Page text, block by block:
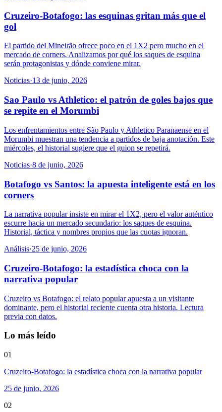
Cruzeiro-Botafogo: las esquinas gritan más que el
gol
El partido del Mineirão ofrece poco en el 1X2 pero mucho en el
mercado de corners. Analizamos por qué los saques de esquina
serán protagonistas y dónde conviene mirar.
Noticias·13 de junio, 2026
Sao Paulo vs Athletico: el patrón de goles bajos que
se repite en el Morumbi
Los enfrentamientos entre São Paulo y Athletico Paranaense en el
Morumbi muestran una tendencia a partidos de baja anotación. Este
miércoles, el historial sugiere que el guion se repetirá.
Noticias·8 de junio, 2026
Botafogo vs Santos: la apuesta inteligente está en los
corners
La narrativa popular insiste en mirar el 1X2, pero el valor auténtico
escurre hacia un mercado secundario: los saques de esquina.
Historial, táctica y nombres propios que las cuotas ignoran.
Análisis·25 de junio, 2026
Cruzeiro-Botafogo: la estadística choca con la
narrativa popular
Cruzeiro vs Botafogo: el relato popular apuesta a un visitante
dominante, pero el historial reciente cuenta otra historia. Lectura
previa con datos.
Lo más leído
01
Cruzeiro-Botafogo: la estadística choca con la narrativa popular
25 de junio, 2026
02